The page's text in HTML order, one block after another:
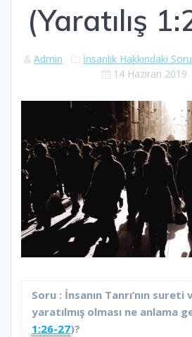
(Yaratılış
Admin İnsanlık Hakkındaki
14 Haziran 2019
Soru : İnsanın Tanrı’nın
yaratılmış olması ne anlama
1:26-27)?